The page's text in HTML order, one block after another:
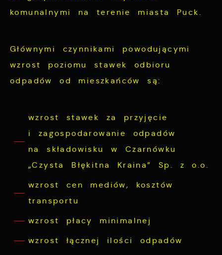
komunalnymi na terenie miasta Puck.
Głównymi czynnikami powodującymi
wzrost poziomu stawek odbioru
odpadów od mieszkańców są:
wzrost stawek za przyjęcie
i zagospodarowanie odpadów
na składowisku w Czarnówku
„Czysta Błękitna Kraina” Sp. z o.o.
wzrost cen mediów, kosztów
transportu
wzrost płacy minimalnej
wzrost łącznej ilości odpadów
serwisy www. Dane pozwalają nam na
ocenę naszych serwisów internetowych pod
użytkowników. Zgromadzone informacje są
Wyrażenie zgody na analityczne pliki
cookies gwarantuje dostępność wszystkich
Promocyjne pliki cookies służą do
witryny internetowej. Treści promocyjne
mogą pojawić się na stronach podmiotów
trzecich lub firm będących naszymi
Firmy te działają w charakterze
pośredników prezentujących nasze treści w
postaci wiadomości, ofert, komunikatów
Więcej